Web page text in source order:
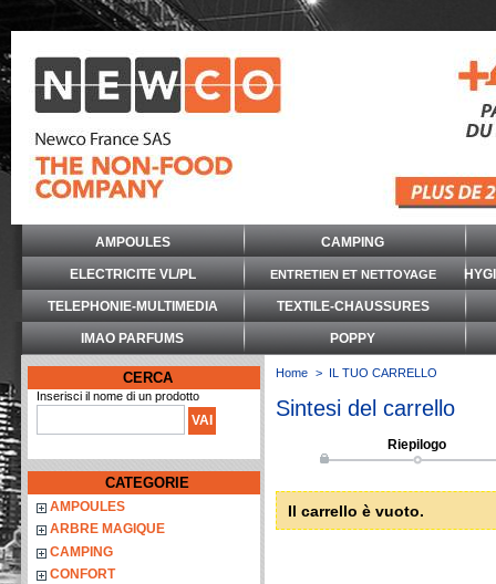
AMPOULES CAMPING
ELECTRICITE VL/PL ENTRETIEN ET NETTOYAGE
TELEPHONIE-MULTIMEDIA TEXTILE-CHAUSSURES
IMAO PARFUMS POPPY
CERCA
Inserisci il nome di un prodotto
CATEGORIE
AMPOULES
ARBRE MAGIQUE
CAMPING
CONFORT
Home > IL TUO CARRELLO
Sintesi del carrello
Riepilogo
Il carrello è vuoto.